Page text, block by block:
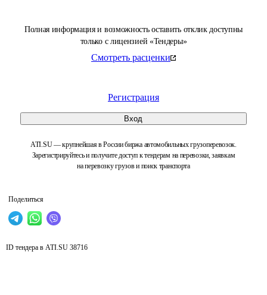
Полная информация и возможность оставить отклик доступны
только с лицензией «Тендеры»
Смотреть расценки
Регистрация
Вход
ATI.SU — крупнейшая в России биржа автомобильных грузоперевозок.
Зарегистрируйтесь и получите доступ к тендерам на перевозки, заявкам
на перевозку грузов и поиск транспорта
Поделиться
ID тендера в ATI.SU 38716